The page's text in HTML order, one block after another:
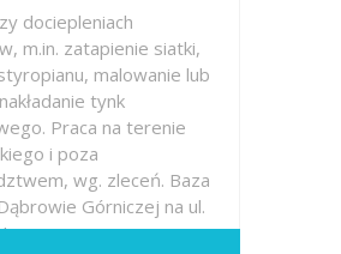
dociepleniach
m.in. zatapienie siatki,
malowanie lub
tynk
Praca na terenie
i poza
wg. zleceń. Baza
Górniczej na ul.
umowa na...